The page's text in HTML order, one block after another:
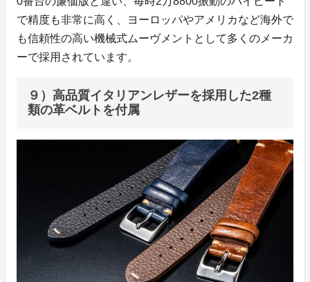
で精度も非常に高く、ヨーロッパやアメリカなど海外で
も信頼性の高い機械式ムーヴメントとして多くのメーカ
ーで採用されています。
９）高品質イタリアンレザーを採用した2種
類の革ベルトを付属